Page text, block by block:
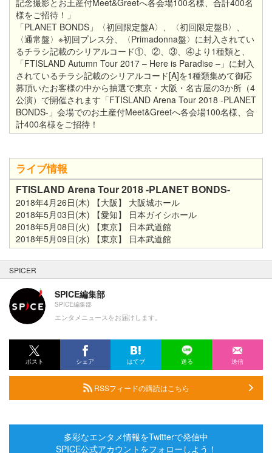
記念撮影とお土産付Meet&Greetへ各会場100名様、合計400名
様をご招待！」
「PLANET BONDS」〈初回限定盤A〉、〈初回限定盤B〉、
〈通常盤〉※初回プレス分、〈Primadonna盤〉に封入されてい
るチラシ記載のシリアルコード①、②、③、④より1種類と、
「FTISLAND Autumn Tour 2017 – Here is Paradise –」に封入
されているチラシ記載のシリアルコード[A]を1種類集めて御応
募頂いたお客様の中から抽選で東京・大阪・名古屋の3か所（4
公演）で開催されます「FTISLAND Arena Tour 2018 -PLANET
BONDS-」会場でのお土産付Meet&Greetへ各会場100名様、合
計400名様をご招待！
ライブ情報
FTISLAND Arena Tour 2018 -PLANET BONDS-
2018年4月26日(木) 【大阪】 大阪城ホール
2018年5月03日(木) 【愛知】 日本ガイシホール
2018年5月08日(火) 【東京】 日本武道館
2018年5月09日(水) 【東京】 日本武道館
SPICER
SPICE編集部
SPICE編集部
エンタメニュースをお届けします。
ポスト シェア はてブ 送る 送信
RSSフィードの購読はこちら
多彩なエンタメ情報をTwitterで発信中
SPICE公式アカウントをフォローしよう！